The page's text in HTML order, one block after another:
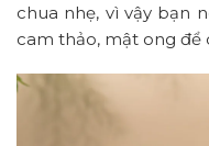
chua nhẹ, vì vậy bạn
cam thảo, mật ong để